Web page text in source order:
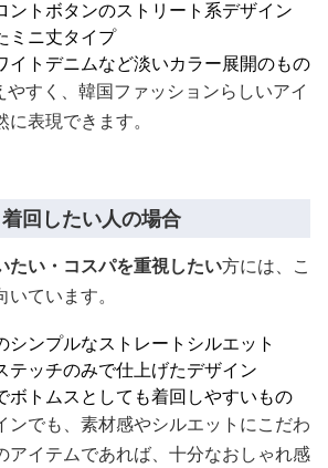
ントボタンのストリート系デザイン
ミニ丈タイプ
イトデニムなど淡いカラー展開のもの
やすく、韓国ファッションらしいアイ
表現できます。
回したい人の場合
たい・コスパを重視したい方には、こ
ています。
シンプルなストレートシルエット
テッチのみで仕上げたデザイン
ボトムスとしても着回しやすいもの
ンでも、素材感やシルエットにこだわ
アイテムであれば、十分なおしゃれ感